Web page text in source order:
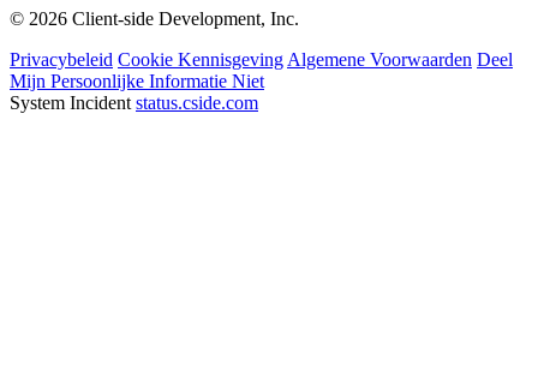
© 2026 Client-side Development, Inc.
Privacybeleid Cookie Kennisgeving Algemene Voorwaarden Deel
Mijn Persoonlijke Informatie Niet
System Incident status.cside.com